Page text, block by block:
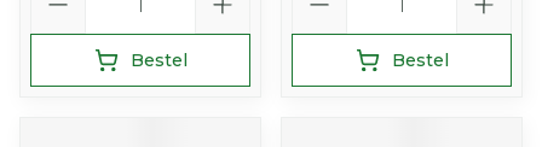
Bestel Bestel